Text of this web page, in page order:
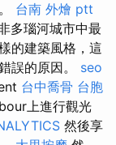
台南 外燴 ptt
多瑙河城市中最
的建築風格，這
誤的原因。 seo
台中喬骨 台胞
上進行觀光
然後享